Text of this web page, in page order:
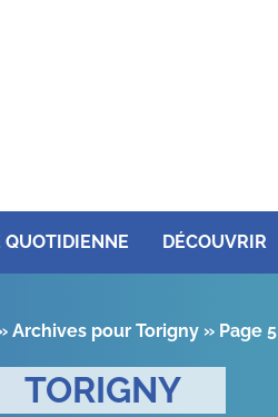
QUOTIDIENNE DÉCOUVRIR
Archives pour Torigny » Page 5
TORIGNY